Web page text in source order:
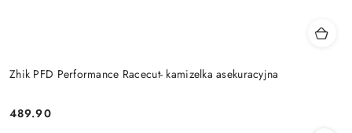
Zhik PFD Performance Racecut- kamizelka asekuracyjna
Cena:
489.90